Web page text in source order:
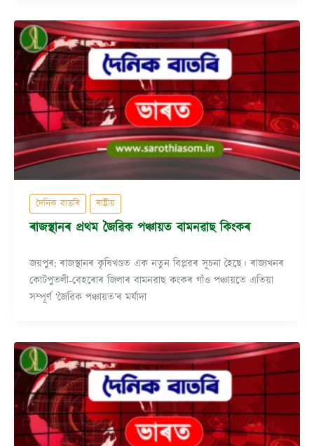
দৈনিক বাতৰি ৰাষ্ট্ৰীয়
ৰাজস্থানৰ প্ৰথম জৈৱিক পঞ্চায়ত বামনৱাছ কিংকৰ
জয়পুৰ: ৰাজস্থানৰ কৃষিখণ্ডত এক নতুন বিপ্লৱৰ সূচনা হৈছে। ৰাজ্যখনৰ
কোটপুতলী-বেহৰোৰ জিলাৰ বামনৱাছ কংকৰ গাঁও পঞ্চায়তে এতিয়া
সম্পূৰ্ণ ‘জৈৱিক পঞ্চায়ত’ৰ মৰ্যাদা